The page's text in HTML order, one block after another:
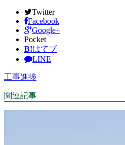
Twitter
Facebook
Google+
Pocket
B!はてブ
LINE
工事進捗
関連記事